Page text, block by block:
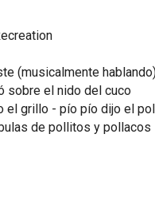
(musicalmente
sobre el nido del cuco
el grillo - pío pío dijo el
de pollitos y pollacos